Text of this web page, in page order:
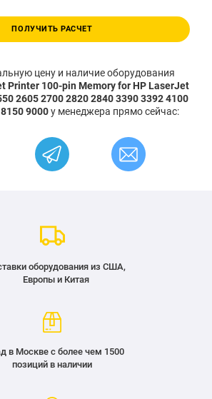
ПОЛУЧИТЬ РАСЧЕТ
цену и наличие оборудования
Printer 100-pin Memory for HP LaserJet
2605 2700 2820 2840 3390 3392 4100
9000у менеджера прямо сейчас:
оборудования из США,
Европы и Китая
в Москве с более чем 1500
позиций в наличии